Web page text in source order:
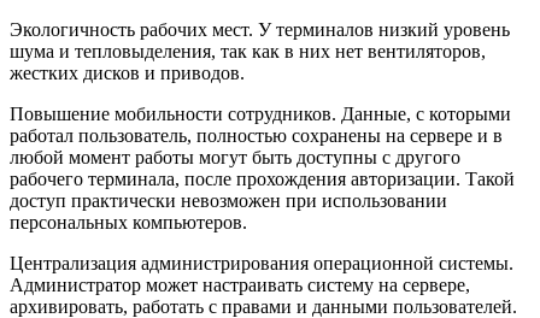
Экологичность рабочих мест. У терминалов низкий уровень
шума и тепловыделения, так как в них нет вентиляторов,
жестких дисков и приводов.
Повышение мобильности сотрудников. Данные, с которыми
работал пользователь, полностью сохранены на сервере и в
любой момент работы могут быть доступны с другого
рабочего терминала, после прохождения авторизации. Такой
доступ практически невозможен при использовании
персональных компьютеров.
Централизация администрирования операционной системы.
Администратор может настраивать систему на сервере,
архивировать, работать с правами и данными пользователей.